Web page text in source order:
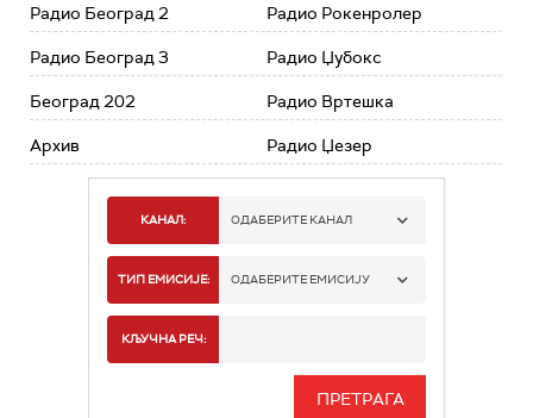
Радио Београд 2
Радио Београд 3
Београд 202
Архив
Радио Рокенролер
Радио Џубокс
Радио Вртешка
Радио Џезер
КАНАЛ: ОДАБЕРИТЕ КАНАЛ
РАДИО БЕОГРАД 1
РАДИО БЕОГРАД 3
ТИП ЕМИСИЈЕ: ОДАБЕРИТЕ ЕМИСИЈУ
КЉУЧНА РЕЧ: